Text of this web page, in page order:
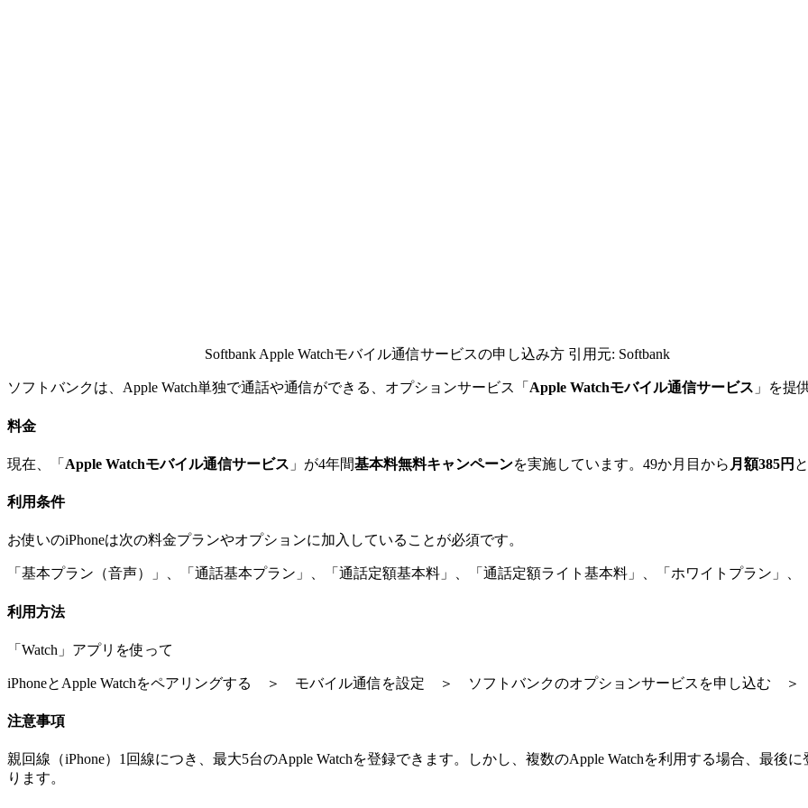
Softbank Apple Watchモバイル通信サービスの申し込み方 引用元: Softbank
ソフトバンクは、Apple Watch単独で通話や通信ができる、オプションサービス「 Apple Watchモバイル通信サービス 」を提
料金
現在、「 Apple Watchモバイル通信サービス 」が4年間基本料無料キャンペーンを実施しています。49か月目から 月額385円
利用条件
お使いのiPhoneは次の料金プランやオプションに加入していることが必須です。
「基本プラン（音声）」、「通話基本プラン」、「通話定額基本料」、「通話定額ライト基本料」、「ホワイトプラン」
利用方法
「Watch」アプリを使って
iPhoneとApple Watchをペアリングする ＞ モバイル通信を設定 ＞ ソフトバンクのオプションサービスを申し込む ＞
注意事項
親回線（iPhone）1回線につき、最大5台のApple Watchを登録できます。しかし、複数のApple Watchを利用する場合、最後
ります。